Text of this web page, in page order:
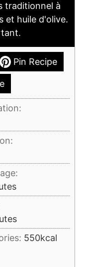
traditionnel à
et huile d'olive.
Pin Recipe
550kcal